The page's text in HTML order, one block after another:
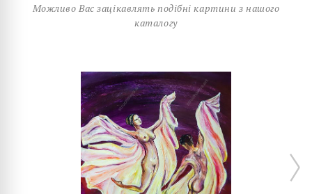
Можливо Вас зацікавлять подібні картини з нашого
каталогу